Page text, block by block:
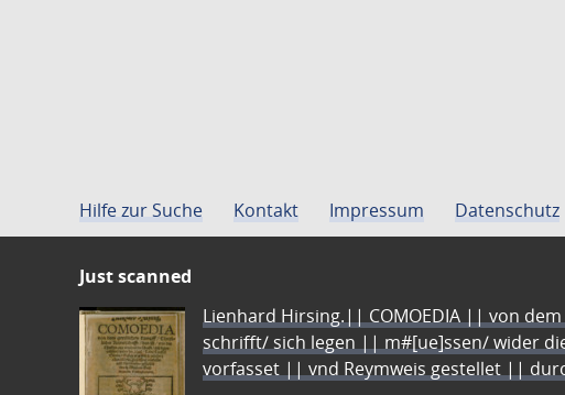
Hilfe zur Suche Kontakt Impressum Datenschutz
Just scanned
Lienhard Hirsing.|| COMOEDIA || von
schrifft/ sich legen || m#[ue]ssen/ wider
vorfasset || vnd Reymweis gestellet ||